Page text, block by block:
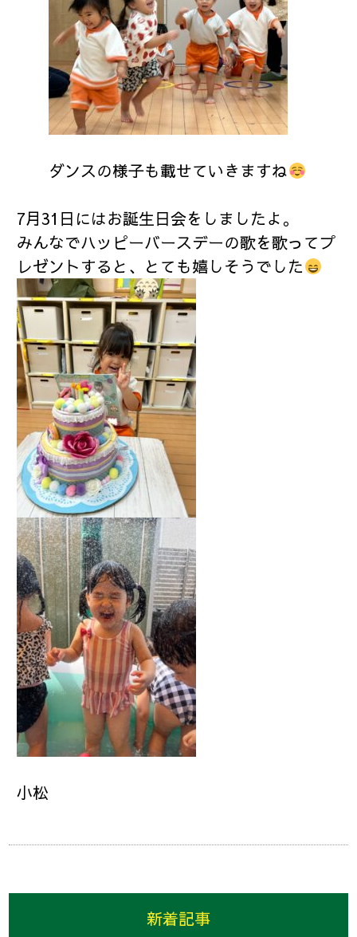
ダンスの様子も載せていきますね
7月31日にはお誕生日会をしましたよ。
みんなでハッピーバースデーの歌を歌ってプ
レゼントすると、とても嬉しそうでした
小松
新着記事